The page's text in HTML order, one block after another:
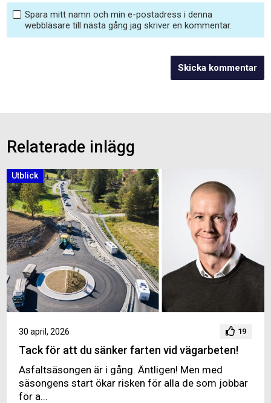
Spara mitt namn och min e-postadress i denna
webbläsare till nästa gång jag skriver en kommentar.
Relaterade inlägg
Utblick
30 april, 2026 19
Tack för att du sänker farten vid vägarbeten!
Asfaltsäsongen är i gång. Äntligen! Men med
säsongens start ökar risken för alla de som jobbar
för a...